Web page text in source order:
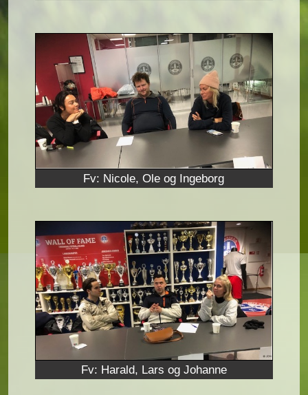
Fv: Nicole, Ole og Ingeborg
Fv: Harald, Lars og Johanne